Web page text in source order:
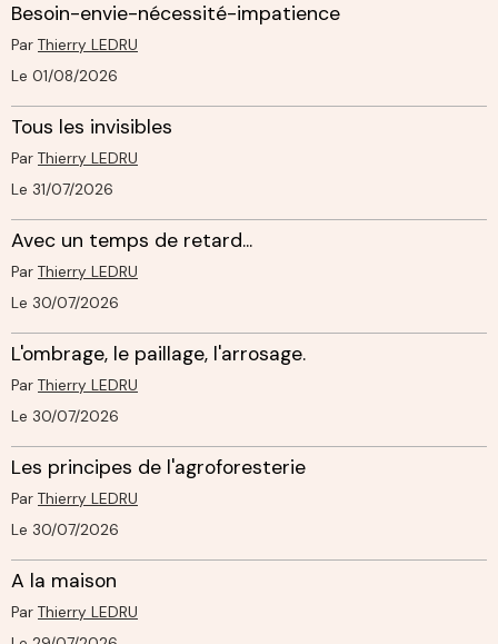
Besoin-envie-nécessité-impatience
Par Thierry LEDRU
Le 01/08/2026
Tous les invisibles
Par Thierry LEDRU
Le 31/07/2026
Avec un temps de retard...
Par Thierry LEDRU
Le 30/07/2026
L'ombrage, le paillage, l'arrosage.
Par Thierry LEDRU
Le 30/07/2026
Les principes de l'agroforesterie
Par Thierry LEDRU
Le 30/07/2026
A la maison
Par Thierry LEDRU